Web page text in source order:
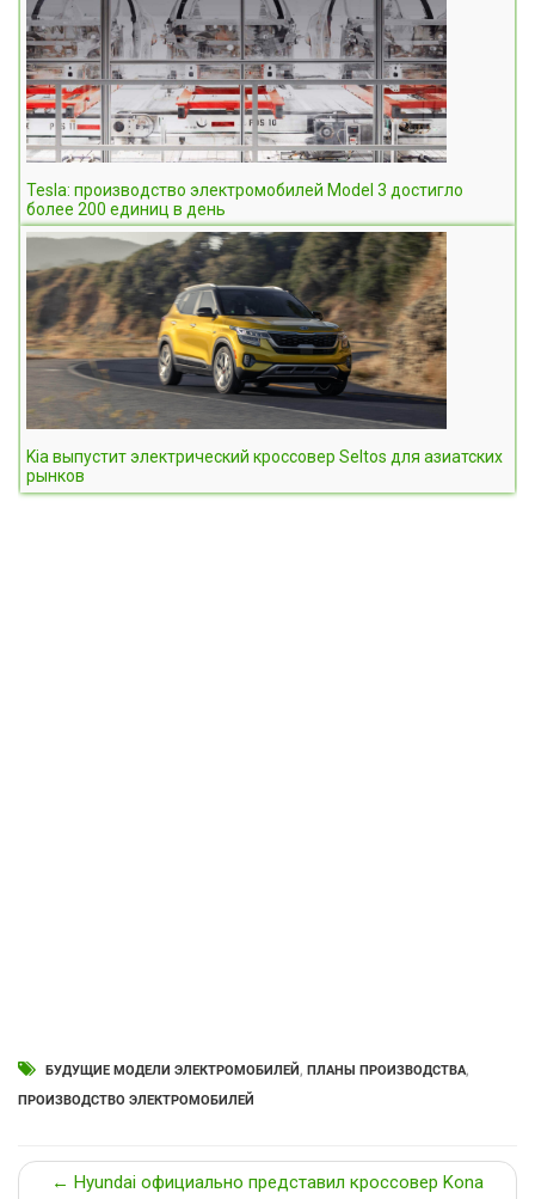
Tesla: производство электромобилей Model 3 достигло
более 200 единиц в день
Kia выпустит электрический кроссовер Seltos для азиатских
рынков
БУДУЩИЕ МОДЕЛИ ЭЛЕКТРОМОБИЛЕЙ, ПЛАНЫ ПРОИЗВОДСТВА,
ПРОИЗВОДСТВО ЭЛЕКТРОМОБИЛЕЙ
← Hyundai официально представил кроссовер Kona